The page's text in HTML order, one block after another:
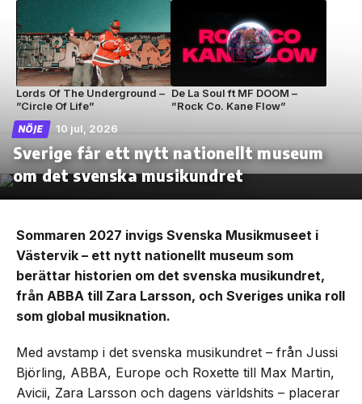
Lords Of The Underground –
”Circle Of Life”
De La Soul ft MF DOOM –
”Rock Co. Kane Flow”
NÖJE 10 jul, 2026
Sverige får ett nytt nationellt museum
om det svenska musikundret
Sommaren 2027 invigs Svenska Musikmuseet i
Västervik – ett nytt nationellt museum som
berättar historien om det svenska musikundret,
från ABBA till Zara Larsson, och Sveriges unika roll
som global musiknation.
Med avstamp i det svenska musikundret – från Jussi
Björling, ABBA, Europe och Roxette till Max Martin,
Avicii, Zara Larsson och dagens världshits – placerar